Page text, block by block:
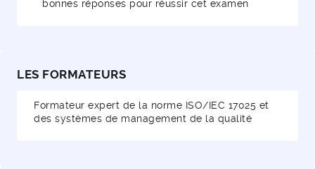
bonnes réponses pour réussir cet examen
LES FORMATEURS
Formateur expert de la norme ISO/IEC 17025 et
des systèmes de management de la qualité